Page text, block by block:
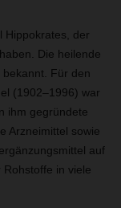
Hippokrates, der
Die heilende
Für den
(1902–1996) war
ihm gegründete
Arzneimittel sowie
auf
in viele